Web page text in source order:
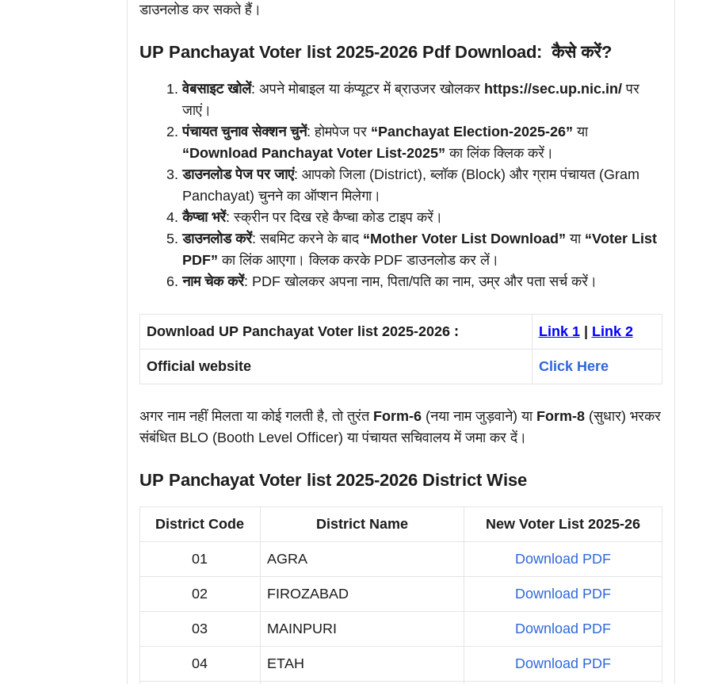
डाउनलोड कर सकते हैं।
UP Panchayat Voter list 2025-2026 Pdf Download: कैसे करें?
वेबसाइट खोलें: अपने मोबाइल या कंप्यूटर में ब्राउजर खोलकर https://sec.up.nic.in/पर
जाएं।
पंचायत चुनाव सेक्शन चुनें: होमपेज पर “Panchayat Election-2025-26” या
“Download Panchayat Voter List-2025” का लिंक क्लिक करें।
डाउनलोड पेज पर जाएं: आपको जिला (District), ब्लॉक (Block) और ग्राम पंचायत (Gram
Panchayat) चुनने का ऑप्शन मिलेगा।
कैप्चा भरें: स्क्रीन पर दिख रहे कैप्चा कोड टाइप करें।
डाउनलोड करें: सबमिट करने के बाद “Mother Voter List Download” या “Voter List
PDF” का लिंक आएगा। क्लिक करके PDF डाउनलोड कर लें।
नाम चेक करें: PDF खोलकर अपना नाम, पिता/पति का नाम, उम्र और पता सर्च करें।
Download UP Panchayat Voter list 2025-2026 : Link 1| Link 2
Official website Click Here
अगर नाम नहीं मिलता या कोई गलती है, तो तुरंत Form-6(नया नाम जुड़वाने) या Form-8(सुधार) भरकर
संबंधित BLO (Booth Level Officer) या पंचायत सचिवालय में जमा कर दें।
UP Panchayat Voter list 2025-2026 District Wise
District Code District Name New Voter List 2025-26
01 AGRA Download PDF
02 FIROZABAD Download PDF
03 MAINPURI Download PDF
04 ETAH Download PDF